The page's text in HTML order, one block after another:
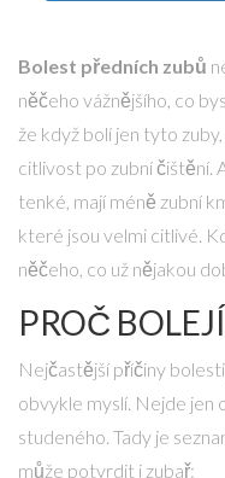
Bolest předních zubů
něčeho vážnějšího, co
že když bolí jen tyto
citlivost po zubní čištění.
tenké, mají méně zubní
které jsou velmi citlivé.
něčeho, co už nějakou
PROČ
Nejčastější příčiny
obvykle myslí. Nejde jen
studeného. Tady je
může potvrdit i zubař: